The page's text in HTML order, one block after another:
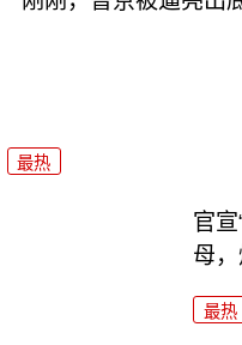
最热
官
母
最热